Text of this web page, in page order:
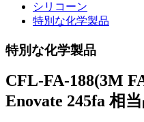
シリコーン
特別な化学製品
特別な化学製品
CFL-FA-188(3M
Enovate 245fa 相